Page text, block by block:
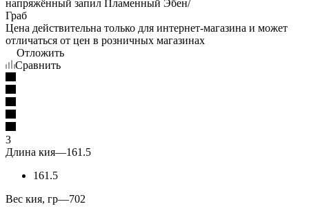
Цена действительна только для интернет-магазина и может
отличаться от цен в розничных магазинах
Отложить
Сравнить
3
Длина кия—161.5
161.5
Вес кия, гр—702